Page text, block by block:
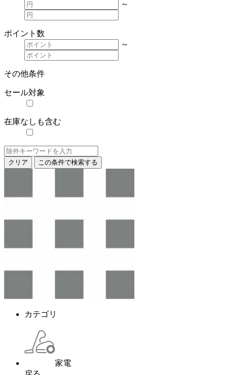
～
ポイント数
～
その他条件
セール対象
在庫なしも含む
クリア この条件で検索する
カテゴリ
家電